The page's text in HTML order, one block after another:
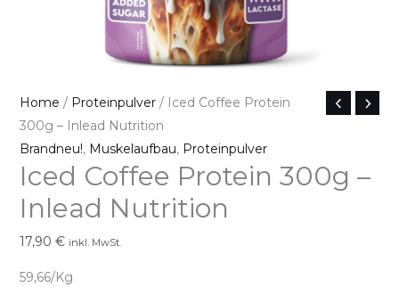
Home / Proteinpulver/ Iced Coffee Protein
300g – Inlead Nutrition
Brandneu!, Muskelaufbau, Proteinpulver
Iced Coffee Protein 300g –
Inlead Nutrition
17,90 € inkl. MwSt.
59,66/Kg
Iced
Coffee
Protein
300g
Inlead
Nutrition